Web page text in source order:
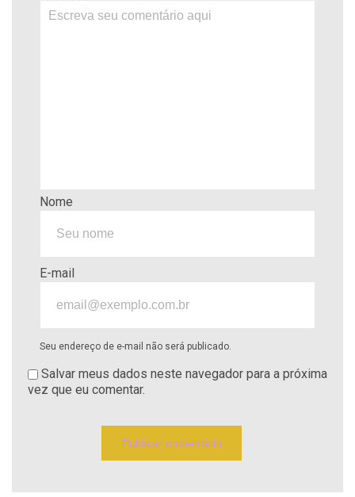
Nome
E-mail
Seu endereço de e-mail não será publicado.
Salvar meus dados neste navegador para a próxima
vez que eu comentar.